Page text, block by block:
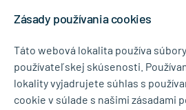
NEWSLETTER
Zásady používania cookies
Táto webová lokalita používa
používateľskej skúsenosti.
lokality vyjadrujete súhlas s
cookie v súlade s našimi zásadami